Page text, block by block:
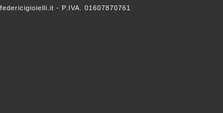
- P.IVA. 01607870761